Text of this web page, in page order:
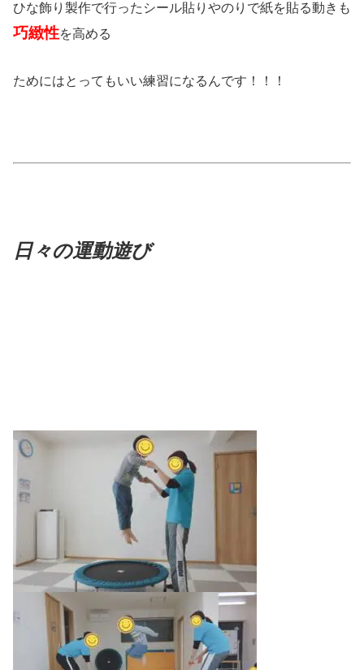
ひな飾り製作で行ったシール貼りやのりで紙を貼る動きも
巧緻性を高める
ためにはとってもいい練習になるんです！！！
日々の運動遊び